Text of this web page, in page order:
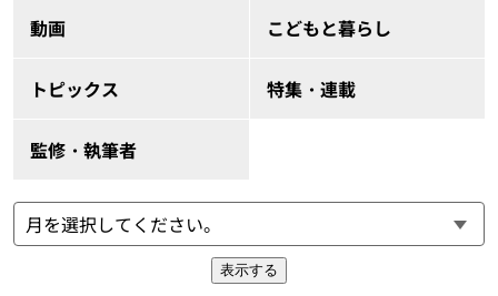
動画 こどもと暮らし
トピックス 特集・連載
監修・執筆者
表示する